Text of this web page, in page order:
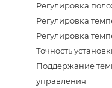
Регулировка
Регулировка
Регулировка
Точность
Поддержание
управления